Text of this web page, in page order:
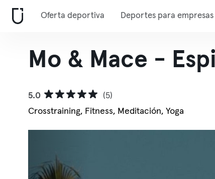
Oferta deportiva Deportes para empresas
Mo & Mace -
5.0
(5)
Crosstraining, Fitness, Meditación, Yoga